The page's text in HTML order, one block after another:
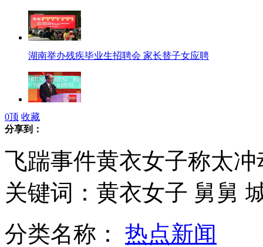
湖南举办残疾毕业生招聘会 家长替子女应聘
《财富》总编以"光棍节"为例赞中国消费力强劲
钟欣桐推专辑 称从未对爱情失望
朝鲜提议举行朝韩当局会谈
0顶 收藏
分享到：
飞踹事件黄衣女子称太
关键词：黄衣女子 舅舅
分类名称： 热点新闻